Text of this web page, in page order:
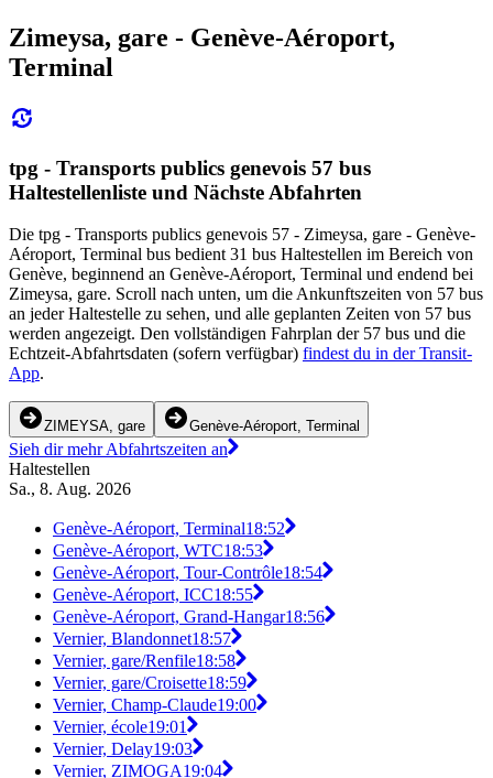
Zimeysa, gare - Genève-Aéroport,
Terminal
tpg - Transports publics genevois 57 bus
Haltestellenliste und Nächste Abfahrten
Die tpg - Transports publics genevois 57 - Zimeysa, gare - Genève-
Aéroport, Terminal bus bedient 31 bus Haltestellen im Bereich von
Genève, beginnend an Genève-Aéroport, Terminal und endend bei
Zimeysa, gare. Scroll nach unten, um die Ankunftszeiten von 57 bus
an jeder Haltestelle zu sehen, und alle geplanten Zeiten von 57 bus
werden angezeigt. Den vollständigen Fahrplan der 57 bus und die
Echtzeit-Abfahrtsdaten (sofern verfügbar) findest du in der Transit-
App.
ZIMEYSA, gare Genève-Aéroport, Terminal
Sieh dir mehr Abfahrtszeiten an
Haltestellen
Sa., 8. Aug. 2026
Genève-Aéroport, Terminal18:52
Genève-Aéroport, WTC18:53
Genève-Aéroport, Tour-Contrôle18:54
Genève-Aéroport, ICC18:55
Genève-Aéroport, Grand-Hangar18:56
Vernier, Blandonnet18:57
Vernier, gare/Renfile18:58
Vernier, gare/Croisette18:59
Vernier, Champ-Claude19:00
Vernier, école19:01
Vernier, Delay19:03
Vernier, ZIMOGA19:04